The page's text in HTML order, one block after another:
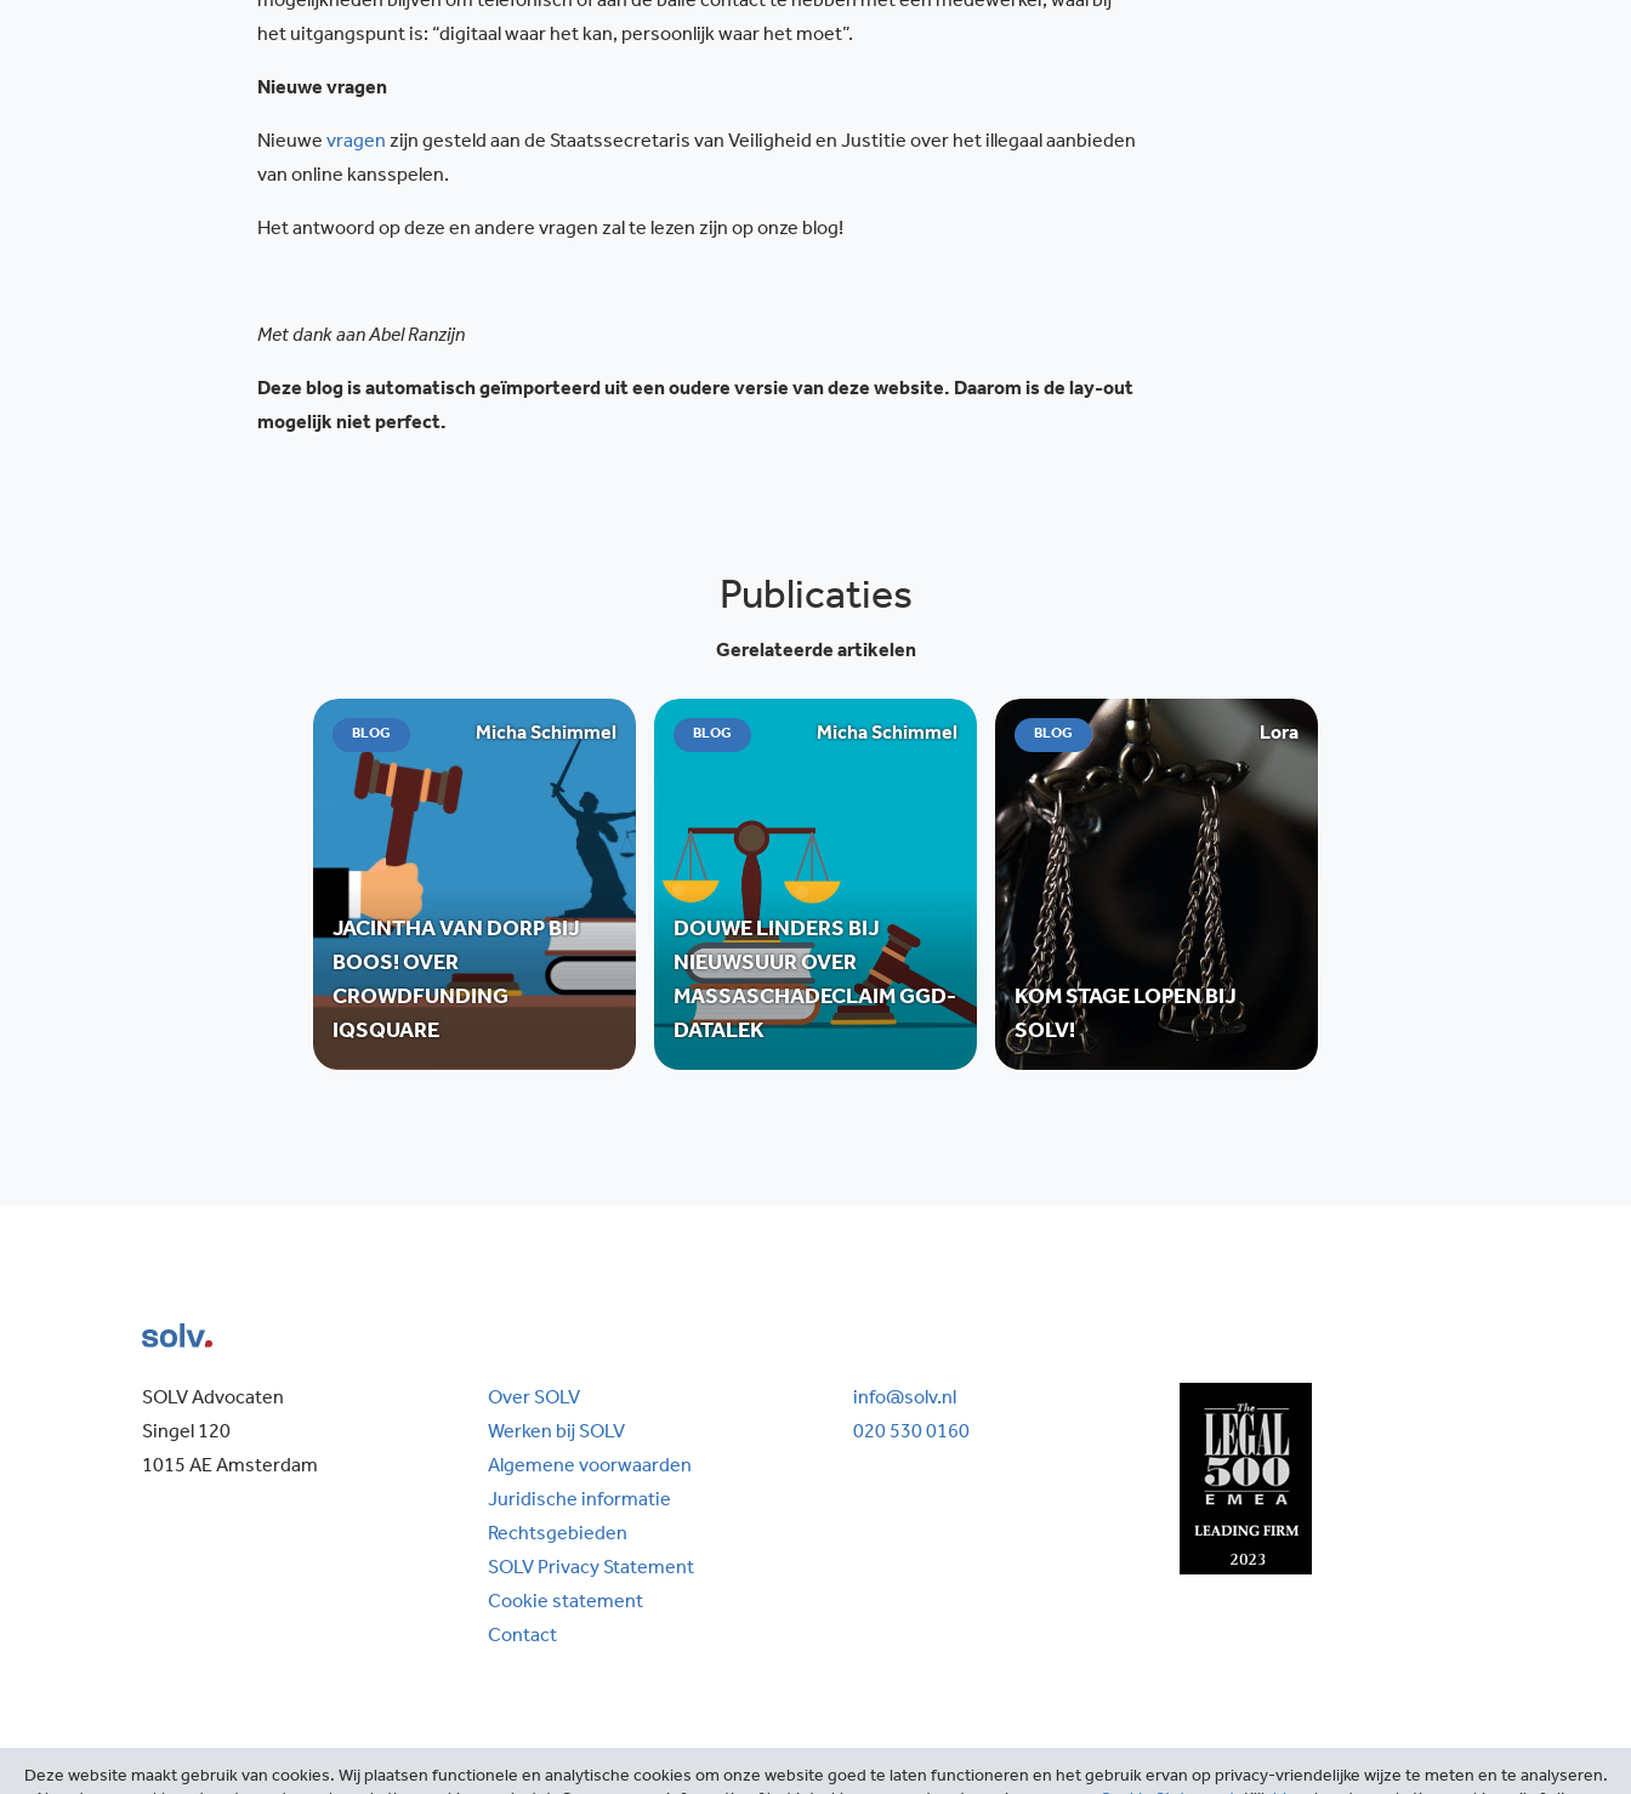
het uitgangspunt is: “digitaal waar het kan, persoonlijk waar het moet”.
Nieuwe vragen
Nieuwe vragen zijn gesteld aan de Staatssecretaris van Veiligheid en Justitie over het illegaal aanbieden
van online kansspelen.
Het antwoord op deze en andere vragen zal te lezen zijn op onze blog!
Met dank aan Abel Ranzijn
Deze blog is automatisch geïmporteerd uit een oudere versie van deze website. Daarom is de lay-out
mogelijk niet perfect.
Publicaties
Gerelateerde artikelen
BLOG Micha Schimmel
JACINTHA VAN DORP BIJ
BOOS! OVER
CROWDFUNDING
IQSQUARE
BLOG Micha Schimmel
DOUWE LINDERS BIJ
NIEUWSUUR OVER
MASSASCHADECLAIM GGD-
DATALEK
BLOG Lora
KOM STAGE LOPEN BIJ
SOLV!
SOLV Advocaten
Singel 120
1015 AE Amsterdam
Over SOLV
Werken bij SOLV
Algemene voorwaarden
Juridische informatie
Rechtsgebieden
SOLV Privacy Statement
Cookie statement
Contact
info@solv.nl
020 530 0160
Deze website maakt gebruik van cookies. Wij plaatsen functionele en analytische cookies om onze website goed te laten functioneren en het gebruik ervan op privacy-vriendelijke wijze te meten en te analyseren.